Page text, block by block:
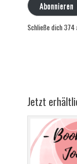
Abonnieren
Schließe dich 374
Jetzt